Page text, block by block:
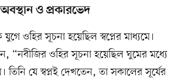
ও প্রকারভেদ
ওহির সূচনা হয়েছিল স্বপ্নের মাধ্যমে।
“নবীজির ওহির সূচনা হয়েছিল ঘুমের মধ্যে
তিনি যে স্বপ্নই দেখতেন, তা সকালের সূর্যের